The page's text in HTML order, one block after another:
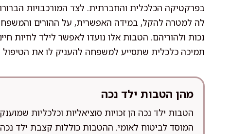
בפרקטיקה הכלכלית והחברתית. לצד המורכבויות
לה למטרה להקל, במידה האפשרית, על ההורים
נכות ולהוריהם. הטבות אלו נועדו לאפשר לילד לחיות
תמיכה כלכלית שתסייע למשפחה להעניק לו את הטיפול
מהן הטבות ילד נכה
הטבות ילד נכה הן זכויות סוציאליות וכלכליות
המוסד לביטוח לאומי. ההטבות כוללות קצבת ילד